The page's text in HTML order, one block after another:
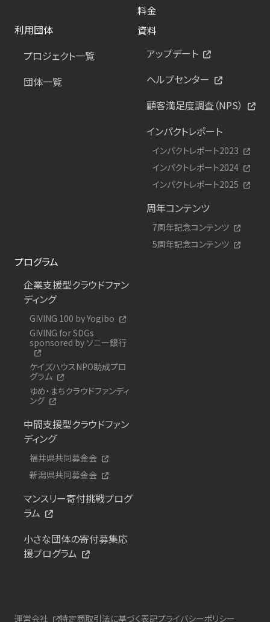
料金
利用団体
プロジェクト一覧
団体一覧
資料
アップデート
ヘルプセンター
顧客満足度調査（NPS）
インパクトレポート
インパクトレポート2023
インパクトレポート2024
インパクトレポート2025
周年コンテンツ
7周年記念コンテンツ
5周年記念コンテンツ
プログラム
企業支援型クラウドファン
ディング
GIVING 100 by Yogibo
GIVING for SDGs
sponsored by ソニー銀行
ケイズハウスNPO助成プロ
グラム
ゆめ・まちクラウドファンディ
ング
中間支援型クラウドファン
ディング
福井県共同募金会
新潟県共同募金会
マンスリー寄付挑戦プログ
ラム
小さな団体の寄付募集応
援プログラム
運営会社 特定商取引法に基づく表記プライバシーポリシー